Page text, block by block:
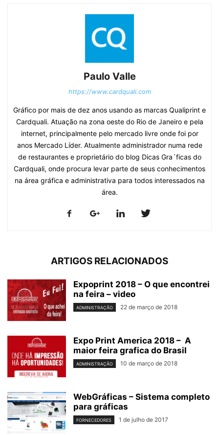
Paulo Valle
https://www.cardquali.com
Gráfico por mais de dez anos usando as marcas Qualiprint e
Cardquali. Atuação na zona oeste do Rio de Janeiro e pela
internet, principalmente pelo mercado livre onde foi por
anos Mercado Líder. Atualmente administrador numa rede
de restaurantes e proprietário do blog Dicas Gra´ficas do
Cardquali, onde procura levar parte de seus conhecimentos
na área gráfica e administrativa para todos interessados na
área.
ARTIGOS RELACIONADOS
Expoprint 2018 – O que encontrei
na feira – video
ADMINISTRAÇÃO 22 de março de 2018
Expo Print America 2018 – A
maior feira grafica do Brasil
ADMINISTRAÇÃO 10 de março de 2018
WebGráficas – Sistema completo
para gráficas
FORNECEDORES 1 de julho de 2017